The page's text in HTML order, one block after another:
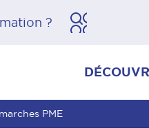
Recherche Pied de
PME